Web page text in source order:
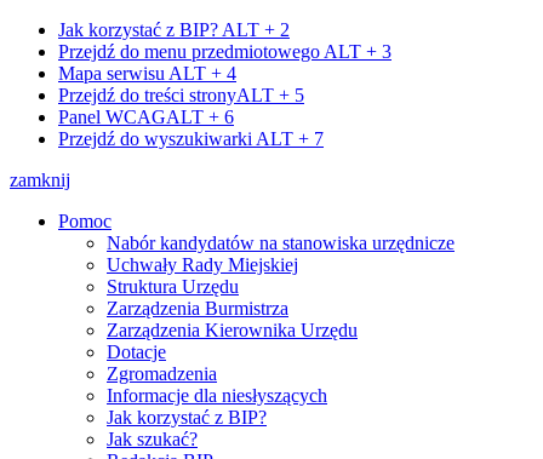
Jak korzystać z BIP? ALT + 2
Przejdź do menu przedmiotowego ALT + 3
Mapa serwisu ALT + 4
Przejdź do treści stronyALT + 5
Panel WCAGALT + 6
Przejdź do wyszukiwarki ALT + 7
zamknij
Pomoc
Nabór kandydatów na stanowiska urzędnicze
Uchwały Rady Miejskiej
Struktura Urzędu
Zarządzenia Burmistrza
Zarządzenia Kierownika Urzędu
Dotacje
Zgromadzenia
Informacje dla niesłyszących
Jak korzystać z BIP?
Jak szukać?